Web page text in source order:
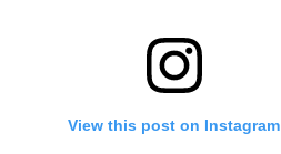
View this post on Instagram